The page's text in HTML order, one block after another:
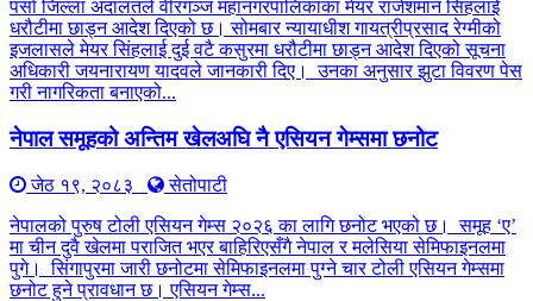
पर्सा जिल्ला अदालतले वीरगञ्ज महानगरपालिकाका मेयर राजेशमान सिंहलाई
धरौटीमा छाड्न आदेश दिएको छ। सोमबार न्यायाधीश गायत्रीप्रसाद रेग्मीको
इजलासले मेयर सिंहलाई दुई वटै कसुरमा धरौटीमा छाड्न आदेश दिएको सूचना
अधिकारी जयनारायण यादवले जानकारी दिए। उनका अनुसार झुटा विवरण पेस
गरी नागरिकता बनाएको...
नेपाल समूहको अन्तिम खेलअघि नै एसियन गेम्समा छनोट
जेठ १९, २०८३
सेतोपाटी
नेपालको पुरुष टोली एसियन गेम्स २०२६ का लागि छनोट भएको छ। समूह ‘ए’
मा चीन दुवै खेलमा पराजित भएर बाहिरिएसँगै नेपाल र मलेसिया सेमिफाइनलमा
पुगे। सिंगापुरमा जारी छनोटमा सेमिफाइनलमा पुग्ने चार टोली एसियन गेम्समा
छनोट हुने प्रावधान छ। एसियन गेम्स...